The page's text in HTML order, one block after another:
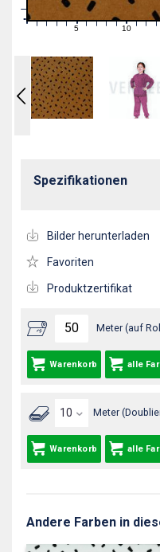
00 1 2 3 4 6 7 8910 111213
Meter (auf
Warenkorb alle
Meter
Warenkorb alle
Spezifikationen
Bilder herunterladen
Favoriten
Produktzertifikat
Andere Farben in